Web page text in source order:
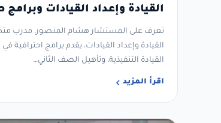
القيادة وإعداد القيادات
القائد
تعرف على المستشار هشام المنصور، مدرب
القيادة وإعداد القيادات، يقدم برامج احترافية في
القيادة التنفيذية، وتأهيل الصف الثاني…
اقرأ المزيد